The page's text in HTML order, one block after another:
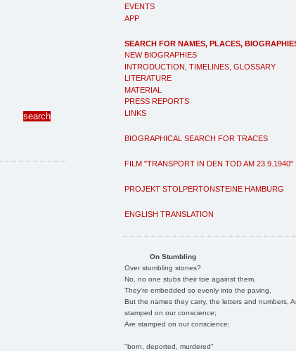
EVENTS
APP
SEARCH FOR NAMES, PLACES,
NEW BIOGRAPHIES
INTRODUCTION, TIMELINES, GLOSSARY
LITERATURE
MATERIAL
PRESS REPORTS
LINKS
BIOGRAPHICAL SEARCH FOR TRACES
FILM "TRANSPORT IN DEN TOD AM 23.9.1940"
PROJEKT STOLPERTONSTEINE HAMBURG
ENGLISH TRANSLATION
On Stumbling
Over stumbling stones?
No, no one stubs their toe against them.
They're embedded so evenly into the paving.
But the names they carry, the letters and numbers,
stamped on our conscience;
Are stamped on our conscience;
"born, deported, murdered"